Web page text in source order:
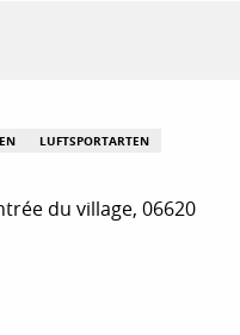
LUFTSPORTARTEN
du village, 06620